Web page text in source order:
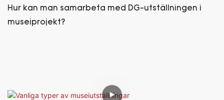
Hur kan man samarbeta med DG-utställningen i
museiprojekt?